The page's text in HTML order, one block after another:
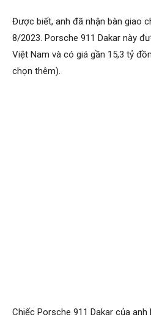
Được biết, anh đã nhận bàn giao
8/2023. Porsche 911 Dakar này
Việt Nam và có giá gần 15,3 tỷ
chọn thêm).
Chiếc Porsche 911 Dakar của